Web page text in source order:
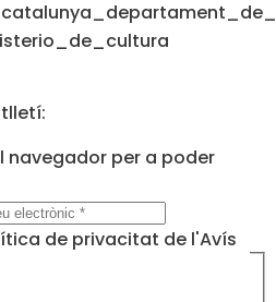
navegador per a poder
de privacitat de l'Avís